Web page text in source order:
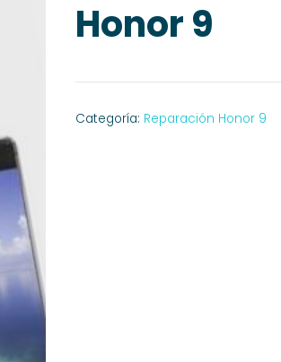
Honor 9
Categoría: Reparación Honor 9